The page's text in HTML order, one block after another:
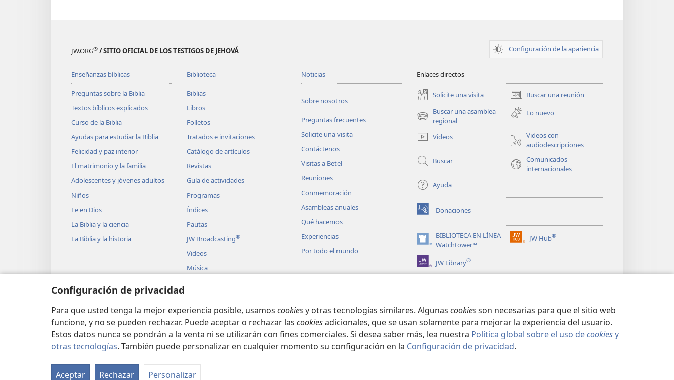
Configuración de privacidad
Para que usted tenga la mejor experiencia posible, usamos cookiesy otras tecnologías similares. Algunas cookiesson necesarias para que el sitio web
funcione, y no se pueden rechazar. Puede aceptar o rechazar las cookiesadicionales, que se usan solamente para mejorar la experiencia del usuario.
Estos datos nunca se pondrán a la venta ni se utilizarán con fines comerciales. Si desea saber más, lea nuestra Política global sobre el uso decookiesy
otras tecnologías. También puede personalizar en cualquier momento su configuración en la Configuración de privacidad.
Aceptar Rechazar Personalizar
JW.ORG® / SITIO OFICIAL DE LOS TESTIGOS DE JEHOVÁ Configuración de la apariencia
Enseñanzas bíblicas
Preguntas sobre la Biblia
Textos bíblicos explicados
Curso de la Biblia
Ayudas para estudiar la Biblia
Felicidad y paz interior
El matrimonio y la familia
Adolescentes y jóvenes adultos
Niños
Fe en Dios
La Biblia y la ciencia
La Biblia y la historia
Biblioteca
Biblias
Libros
Folletos
Tratados e invitaciones
Catálogo de artículos
Revistas
Guía de actividades
Programas
Índices
Pautas
JW Broadcasting®
Videos
Música
Biblia
Noticias
Sobre nosotros
Preguntas frecuentes
Solicite una visita
Contáctenos
Visitas a Betel
Reuniones
Conmemoración
Asambleas anuales
Qué hacemos
Experiencias
Por todo el mundo
Enlaces directos
Solicite una visita Buscar una reunión
(abre
una
nueva
Buscar una asamblea
regional
(abre
nueva
Lo nuevo
Videos
Videos con
audiodescripciones
Buscar
Comunicados
internacionales
Ayuda
Donaciones
(abre
una
nueva
ventana)
BIBLIOTECA EN LÍNEA
Watchtower™
(abre
una
nueva
ventana)
JW Hub®
(abre
JW Library®
Copyright © 2026 Watch Tower Bible and Tract Society of Pennsylvania. CONDICIONES DE USO POLÍTICA DE PRIVACIDAD CONFIGURACIÓN DE PRIVACIDAD